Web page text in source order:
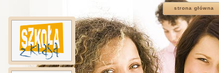
strona główna